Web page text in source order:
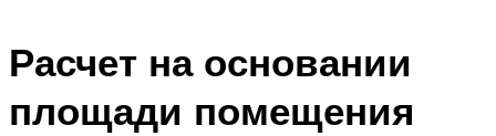
Расчет на основании
площади помещения